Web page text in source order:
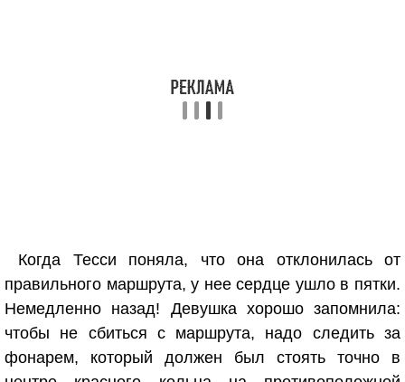
Когда Тесси поняла, что она отклонилась от
правильного маршрута, у нее сердце ушло в пятки.
Немедленно назад! Девушка хорошо запомнила:
чтобы не сбиться с маршрута, надо следить за
фонарем, который должен был стоять точно в